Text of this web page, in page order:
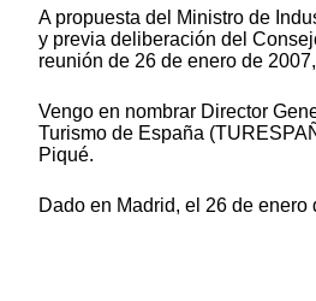
A propuesta del Ministro de
y previa deliberación del
reunión de 26 de enero de 2007,
Vengo en nombrar Director
Turismo de España
Piqué.
Dado en Madrid, el 26 de enero